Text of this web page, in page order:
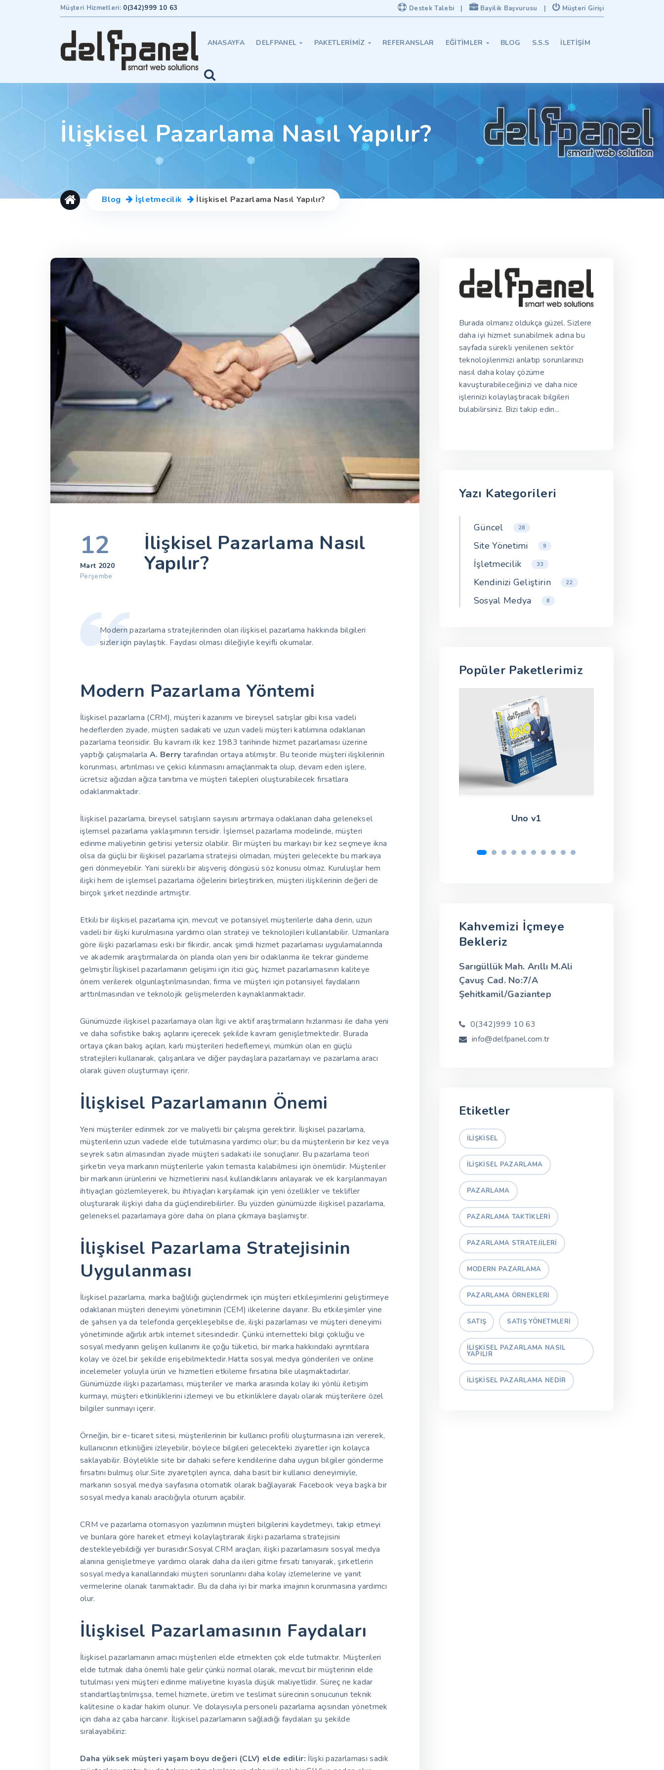
Müşteri Hizmetleri: 0(342)999 10 63 Destek Talebi | Bayilik Başvurusu | Müşteri Girişi
ANASAYFA DELFPANEL  PAKETLERIMIZ  REFERANSLAR EĞITIMLER  BLOG S.S.S İLETIŞIM
İlişkisel Pazarlama Nasıl Yapılır?
Blog İşletmecilik İlişkisel Pazarlama Nasıl Yapılır?
12
Mart 2020
Perşembe
İlişkisel Pazarlama Nasıl
Yapılır?
Modern pazarlama stratejilerinden olan ilişkisel pazarlama hakkında bilgileri
sizler için paylaştık. Faydası olması dileğiyle keyifli okumalar.
Modern Pazarlama Yöntemi
İlişkisel pazarlama (CRM), müşteri kazanımı ve bireysel satışlar gibi kısa vadeli
hedeflerden ziyade, müşteri sadakati ve uzun vadeli müşteri katılımına odaklanan
pazarlama teorisidir. Bu kavram ilk kez 1983 tarihinde hizmet pazarlaması üzerine
yaptığı çalışmalarla A. Berry tarafından ortaya atılmıştır. Bu teoride müşteri ilişkilerinin
korunması, artırılması ve çekici kılınmasını amaçlanmakta olup, devam eden işlere,
ücretsiz ağızdan ağıza tanıtıma ve müşteri talepleri oluşturabilecek fırsatlara
odaklanmaktadır.
İlişkisel pazarlama, bireysel satışların sayısını artırmaya odaklanan daha geleneksel
işlemsel pazarlama yaklaşımının tersidir. İşlemsel pazarlama modelinde, müşteri
edinme maliyetinin getirisi yetersiz olabilir. Bir müşteri bu markayı bir kez seçmeye ikna
olsa da güçlü bir ilişkisel pazarlama stratejisi olmadan, müşteri gelecekte bu markaya
geri dönmeyebilir. Yani sürekli bir alışveriş döngüsü söz konusu olmaz. Kuruluşlar hem
ilişki hem de işlemsel pazarlama öğelerini birleştirirken, müşteri ilişkilerinin değeri de
birçok şirket nezdinde artmıştır.
Etkili bir ilişkisel pazarlama için, mevcut ve potansiyel müşterilerle daha derin, uzun
vadeli bir ilişki kurulmasına yardımcı olan strateji ve teknolojileri kullanılabilir. Uzmanlara
göre ilişki pazarlaması eski bir fikirdir, ancak şimdi hizmet pazarlaması uygulamalarında
ve akademik araştırmalarda ön planda olan yeni bir odaklanma ile tekrar gündeme
gelmiştir.İlişkisel pazarlamanın gelişimi için itici güç, hizmet pazarlamasının kaliteye
önem verilerek olgunlaştırılmasından, firma ve müşteri için potansiyel faydaların
arttırılmasından ve teknolojik gelişmelerden kaynaklanmaktadır.
Günümüzde ilişkisel pazarlamaya olan İlgi ve aktif araştırmaların hızlanması ile daha yeni
ve daha sofistike bakış açılarını içerecek şekilde kavram genişletmektedir. Burada
ortaya çıkan bakış açıları, karlı müşterileri hedeflemeyi, mümkün olan en güçlü
stratejileri kullanarak, çalışanlara ve diğer paydaşlara pazarlamayı ve pazarlama aracı
olarak güven oluşturmayı içerir.
İlişkisel Pazarlamanın Önemi
Yeni müşteriler edinmek zor ve maliyetli bir çalışma gerektirir. İlişkisel pazarlama,
müşterilerin uzun vadede elde tutulmasına yardımcı olur; bu da müşterilerin bir kez veya
seyrek satın almasından ziyade müşteri sadakati ile sonuçlanır. Bu pazarlama teori
şirketin veya markanın müşterilerle yakın temasta kalabilmesi için önemlidir. Müşteriler
bir markanın ürünlerini ve hizmetlerini nasıl kullandıklarını anlayarak ve ek karşılanmayan
ihtiyaçları gözlemleyerek, bu ihtiyaçları karşılamak için yeni özellikler ve teklifler
oluşturarak ilişkiyi daha da güçlendirebilirler. Bu yüzden günümüzde ilişkisel pazarlama,
geleneksel pazarlamaya göre daha ön plana çıkmaya başlamıştır.
İlişkisel Pazarlama Stratejisinin
Uygulanması
İlişkisel pazarlama, marka bağlılığı güçlendirmek için müşteri etkileşimlerini geliştirmeye
odaklanan müşteri deneyimi yönetiminin (CEM) ilkelerine dayanır. Bu etkileşimler yine
de şahsen ya da telefonda gerçekleşebilse de, ilişki pazarlaması ve müşteri deneyimi
yönetiminde ağırlık artık internet sitesindedir. Çünkü internetteki bilgi çokluğu ve
sosyal medyanın gelişen kullanımı ile çoğu tüketici, bir marka hakkındaki ayrıntılara
kolay ve özel bir şekilde erişebilmektedir.Hatta sosyal medya gönderileri ve online
incelemeler yoluyla ürün ve hizmetleri etkileme fırsatına bile ulaşmaktadırlar.
Günümüzde ilişki pazarlaması, müşteriler ve marka arasında kolay iki yönlü iletişim
kurmayı, müşteri etkinliklerini izlemeyi ve bu etkinliklere dayalı olarak müşterilere özel
bilgiler sunmayı içerir.
Örneğin, bir e-ticaret sitesi, müşterilerinin bir kullanıcı profili oluşturmasına izin vererek,
kullanıcının etkinliğini izleyebilir, böylece bilgileri gelecekteki ziyaretler için kolayca
saklayabilir. Böylelikle site bir dahaki sefere kendilerine daha uygun bilgiler gönderme
fırsatını bulmuş olur.Site ziyaretçileri ayrıca, daha basit bir kullanıcı deneyimiyle,
markanın sosyal medya sayfasına otomatik olarak bağlayarak Facebook veya başka bir
sosyal medya kanalı aracılığıyla oturum açabilir.
CRM ve pazarlama otomasyon yazılımının müşteri bilgilerini kaydetmeyi, takip etmeyi
ve bunlara göre hareket etmeyi kolaylaştırarak ilişki pazarlama stratejisini
destekleyebildiği yer burasıdır.Sosyal CRM araçları, ilişki pazarlamasını sosyal medya
alanına genişletmeye yardımcı olarak daha da ileri gitme fırsatı tanıyarak, şirketlerin
sosyal medya kanallarındaki müşteri sorunlarını daha kolay izlemelerine ve yanıt
vermelerine olanak tanımaktadır. Bu da daha iyi bir marka imajının korunmasına yardımcı
olur.
İlişkisel Pazarlamasının Faydaları
İlişkisel pazarlamanın amacı müşterileri elde etmekten çok elde tutmaktır. Müşterileri
elde tutmak daha önemli hale gelir çünkü normal olarak, mevcut bir müşterinin elde
tutulması yeni müşteri edinme maliyetine kıyasla düşük maliyetlidir. Süreç ne kadar
standartlaştırılmışsa, temel hizmete, üretim ve teslimat sürecinin sonucunun teknik
kalitesine o kadar hakim olunur. Ve dolayısıyla personeli pazarlama açısından yönetmek
için daha az çaba harcanır. İlişkisel pazarlamanın sağladığı faydaları şu şekilde
sıralayabiliriz:
Daha yüksek müşteri yaşam boyu değeri (CLV) elde edilir: İlişki pazarlaması sadık
Burada olmanız oldukça güzel. Sizlere
daha iyi hizmet sunabilmek adına bu
sayfada sürekli yenilenen sektör
teknolojilerimizi anlatıp sorunlarınızı
nasıl daha kolay çözüme
kavuşturabileceğinizi ve daha nice
işlerinizi kolaylaştıracak bilgileri
bulabilirsiniz. Bizi takip edin...
Yazı Kategorileri
Güncel 28
Site Yönetimi 9
İşletmecilik 33
Kendinizi Geliştirin 22
Sosyal Medya 6
Popüler Paketlerimiz
Uno v1
Kahvemizi İçmeye
Bekleriz
Sarıgüllük Mah. Arıllı M.Ali
Çavuş Cad. No:7/A
Şehitkamil/Gaziantep
0(342)999 10 63
info@delfpanel.com.tr
Etiketler
ILIŞKISEL
ILIŞKISEL PAZARLAMA
PAZARLAMA
PAZARLAMA TAKTIKLERI
PAZARLAMA STRATEJILERI
MODERN PAZARLAMA
PAZARLAMA ÖRNEKLERI
SATIŞ SATIŞ YÖNETMLERI
İLIŞKISEL PAZARLAMA NASIL
YAPILIR
İLIŞKISEL PAZARLAMA NEDIR